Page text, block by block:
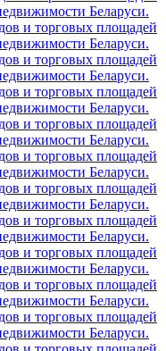
Беларуси.
и торговых площадей
Беларуси.
и торговых площадей
Беларуси.
и торговых площадей
Беларуси.
и торговых площадей
Беларуси.
и торговых площадей
Беларуси.
и торговых площадей
Беларуси.
и торговых площадей
Беларуси.
и торговых площадей
Беларуси.
и торговых площадей
Беларуси.
и торговых площадей
Беларуси.